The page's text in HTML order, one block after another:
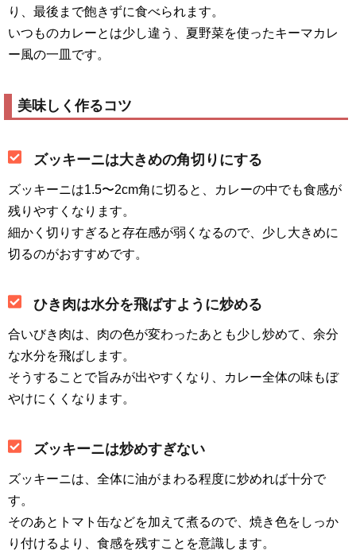
り、最後まで飽きずに食べられます。
いつものカレーとは少し違う、夏野菜を使ったキーマカレ
ー風の一皿です。
美味しく作るコツ
ズッキーニは大きめの角切りにする
ズッキーニは1.5〜2cm角に切ると、カレーの中でも食感が
残りやすくなります。
細かく切りすぎると存在感が弱くなるので、少し大きめに
切るのがおすすめです。
ひき肉は水分を飛ばすように炒める
合いびき肉は、肉の色が変わったあとも少し炒めて、余分
な水分を飛ばします。
そうすることで旨みが出やすくなり、カレー全体の味もぼ
やけにくくなります。
ズッキーニは炒めすぎない
ズッキーニは、全体に油がまわる程度に炒めれば十分で
す。
そのあとトマト缶などを加えて煮るので、焼き色をしっか
り付けるより、食感を残すことを意識します。